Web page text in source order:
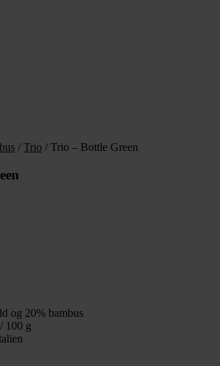
/ Trio / Trio – Bottle Green
og 20% bambus
100 g